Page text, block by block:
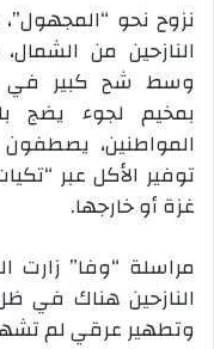
نزوح نحو
النازحين من
وسط شح كبير في
بمخيم لجوء يضج
المواطنين،
توفير الأكل عبر
غزة أو خارجها.
مراسلة “وفا” زارت
النازحين هناك في
وتطهير عرقي لم